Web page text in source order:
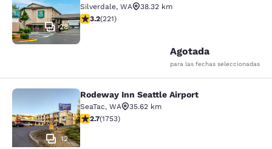
28
Silverdale, WA
38.32 km
Calificación de 3.2 estrellas. Bueno. 221 reseñas
3.2(221)
Agotada
para las fechas seleccionadas
Rodeway Inn Seattle Airport
12
Rodeway Inn Seattle Airport
SeaTac, WA
35.62 km
Calificación de 2.68 estrellas. Razonable. 1753
2.7(1753)